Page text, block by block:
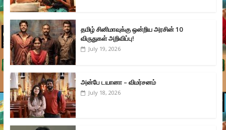
தமிழ் சினிமாவுக்கு ஒன்றிய அரசின் 10
விருதுகள் அறிவிப்பு!
July 19, 2026
அன்பே டயானா – விமர்சனம்
July 18, 2026